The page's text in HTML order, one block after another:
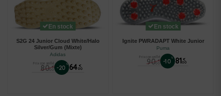
En stock
S2G 24 Junior Cloud White/Halo
Silver/Gum (Mixte)
Adidas
Prix conseillé
80 €
00 -20 % 64 €
00
En stock
Ignite PWRADAPT White Junior
Puma
Prix conseillé
90 €
00 -10% 81 €
00